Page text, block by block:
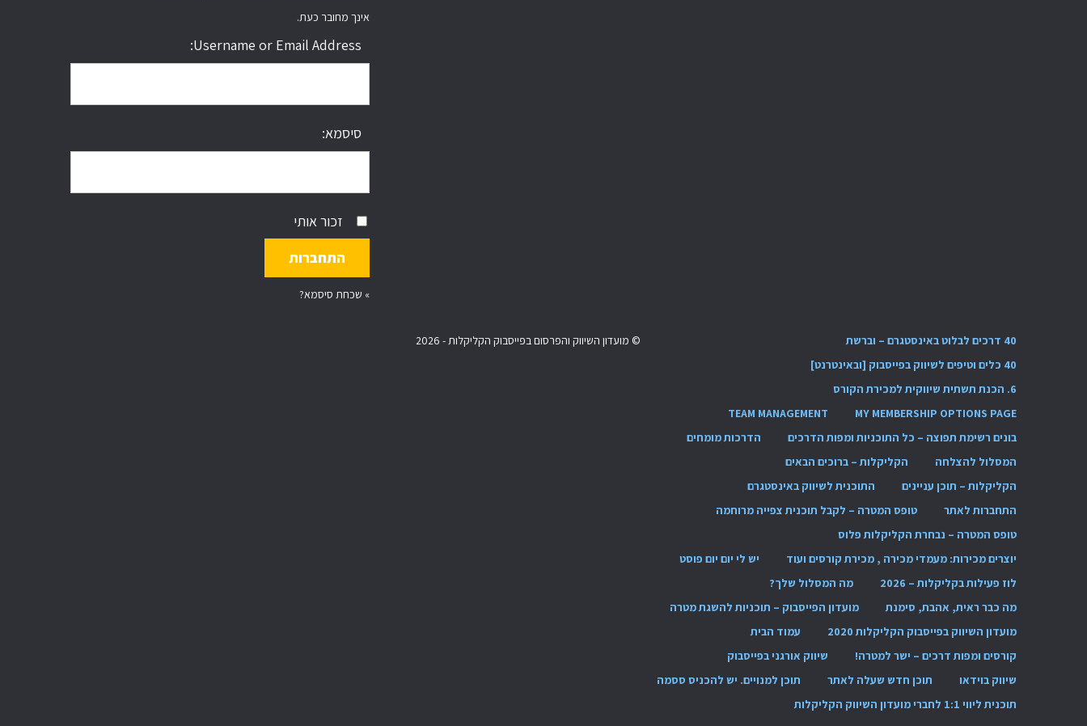
אינך מחובר כעת.
Username or Email Address:
סיסמא:
זכור אותי
» שכחת סיסמא?
© מועדון השיווק והפרסום בפייסבוק הקליקלות - 2026
40 דרכים לבלוט באינסטגרם – וברשת
40 כלים וטיפים לשיווק בפייסבוק [ובאינטרנט]
6. הכנת תשתית שיווקית למכירת הקורס
MY MEMBERSHIP OPTIONS PAGE
TEAM MANAGEMENT
בונים רשימת תפוצה – כל התוכניות ומפות הדרכים
הדרכות מומחים
המסלול להצלחה
הקליקלות – ברוכים הבאים
הקליקלות – תוכן עניינים
התוכנית לשיווק באינסטגרם
התחברות לאתר
טופס המטרה – לקבל תוכנית צפייה מרוחמה
טופס המטרה – נבחרת הקליקלות פלוס
יוצרים מכירות: מעמדי מכירה , מכירת קורסים ועוד
יש לי יום יום פוסט
לוז פעילות בקליקלות – 2026
מה המסלול שלך?
מה כבר ראית, אהבת, סימנת
מועדון הפייסבוק – תוכניות להשגת מטרה
מועדון השיווק בפייסבוק הקליקלות 2020
עמוד הבית
קורסים ומפות דרכים – ישר למטרה!
שיווק אורגני בפייסבוק
שיווק בוידאו
תוכן חדש שעלה לאתר
תוכן למנויים. יש להכניס ססמה
תוכנית ליווי 1:1 לחברי מועדון השיווק הקליקלות